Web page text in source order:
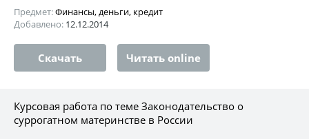
Предмет:Финансы, деньги, кредит
Добавлено: 12.12.2014
Скачать Читать online
Курсовая работа по теме Законодательство о
суррогатном материнстве в России